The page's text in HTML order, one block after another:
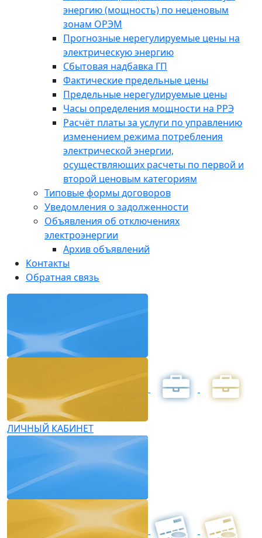
энергию (мощность) по неценовым
зонам ОРЭМ
Прогнозные нерегулируемые цены на
электрическую энергию
Сбытовая надбавка ГП
Фактические предельные цены
Предельные нерегулируемые цены
Часы определения мощности на РРЭ
Расчёт платы за услуги по управлению
изменением режима потребления
электрической энергии,
осуществляющих расчеты по первой и
второй ценовым категориям
Типовые формы договоров
Уведомления о задолженности
Объявления об отключениях
электроэнергии
Архив объявлений
Контакты
Обратная связь
ЛИЧНЫЙ КАБИНЕТ